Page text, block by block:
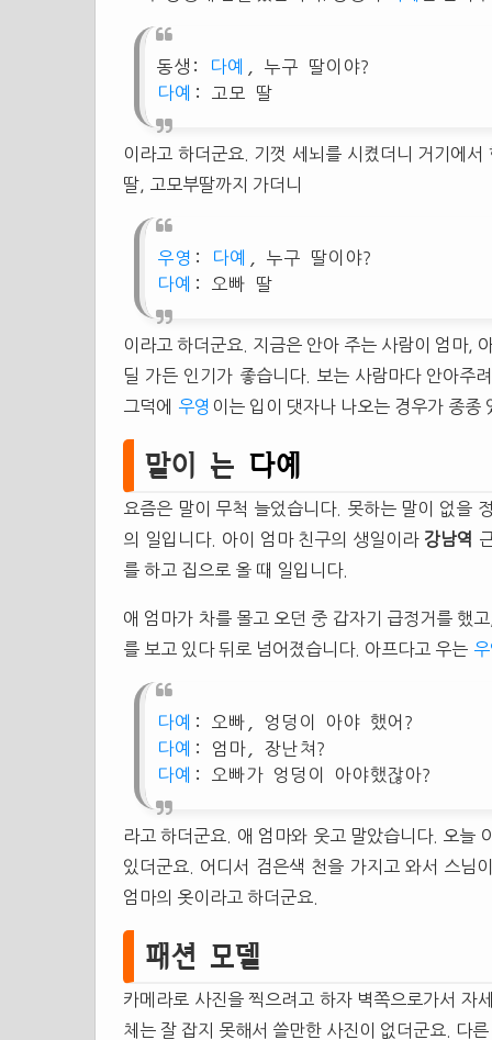
동생: 다예
, 누구 딸이야?
다예
: 고모 딸
이라고 하더군요. 기껏 세뇌를 시켰더니 거기에
딸, 고모부딸까지 가더니
우영 : 다예
, 누구 딸이야?
다예
: 오빠 딸
이라고 하더군요. 지금은 안아 주는 사람이 엄마,
딜 가든 인기가 좋습니다. 보는 사람마다 안아주
그덕에
우영 이는 입이 댓자나 나오는 경우가 종종
말이 는 다예
요즘은 말이 무척 늘었습니다. 못하는 말이 없을
의 일입니다. 아이 엄마 친구의 생일이라 강남역
를 하고 집으로 올 때 일입니다.
애 엄마가 차를 몰고 오던 중 갑자기 급정거를 했
를 보고 있다 뒤로 넘어졌습니다. 아프다고 우는
다예
: 오빠, 엉덩이 아야 했어?
다예
: 엄마, 장난쳐?
다예
: 오빠가 엉덩이 아야했잖아?
라고 하더군요. 애 엄마와 웃고 말았습니다. 오늘
있더군요. 어디서 검은색 천을 가지고 와서 스님
엄마의 옷이라고 하더군요.
패션 모델
카메라로 사진을 찍으려고 하자 벽쪽으로가서 자
체는 잘 잡지 못해서 쓸만한 사진이 없더군요. 다